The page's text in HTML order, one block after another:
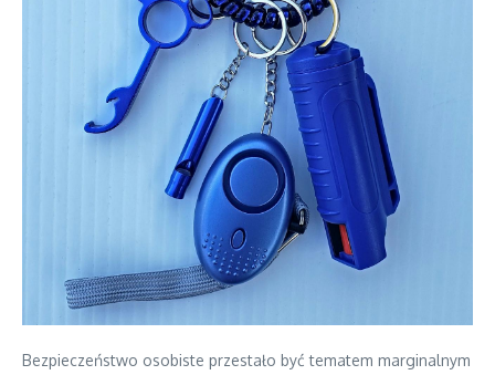
Bezpieczeństwo osobiste przestało być tematem marginalnym